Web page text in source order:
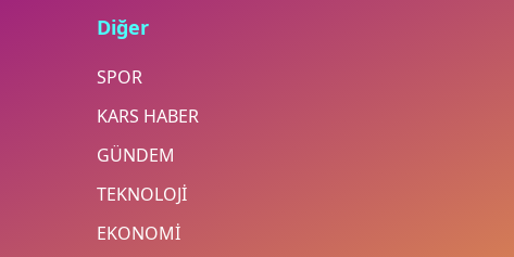
Diğer
SPOR
KARS HABER
GÜNDEM
TEKNOLOJİ
EKONOMİ